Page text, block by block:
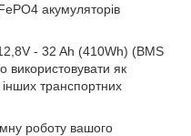
акумуляторів
- 32 Ah (410Wh) (BMS
використовувати як
транспортних
роботу вашого